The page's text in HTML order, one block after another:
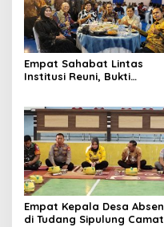
Empat Sahabat Lintas
Institusi Reuni, Bukti
Empat Kepala Desa Absen
di Tudang Sipulung Camat